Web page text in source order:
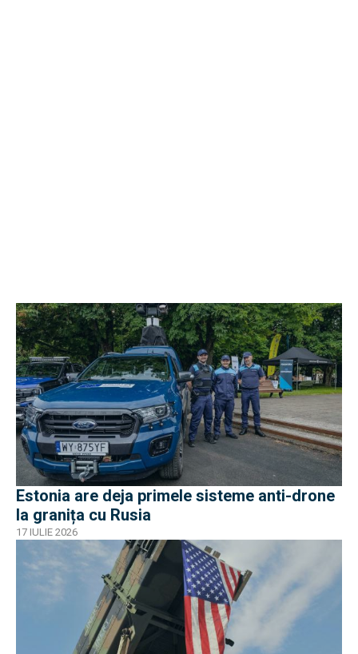
Estonia are deja primele sisteme anti-drone
la granița cu Rusia
17 IULIE 2026